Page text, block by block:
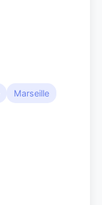
Marseille